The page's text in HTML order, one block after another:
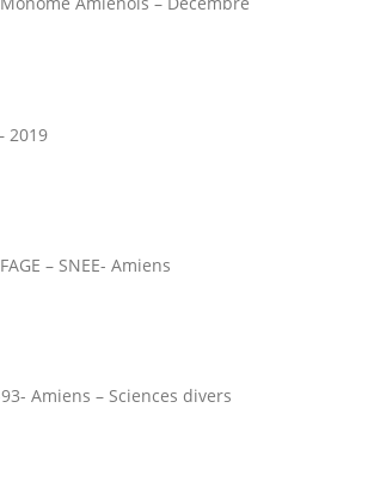
2019
– SNEE- Amiens
Amiens – Sciences divers